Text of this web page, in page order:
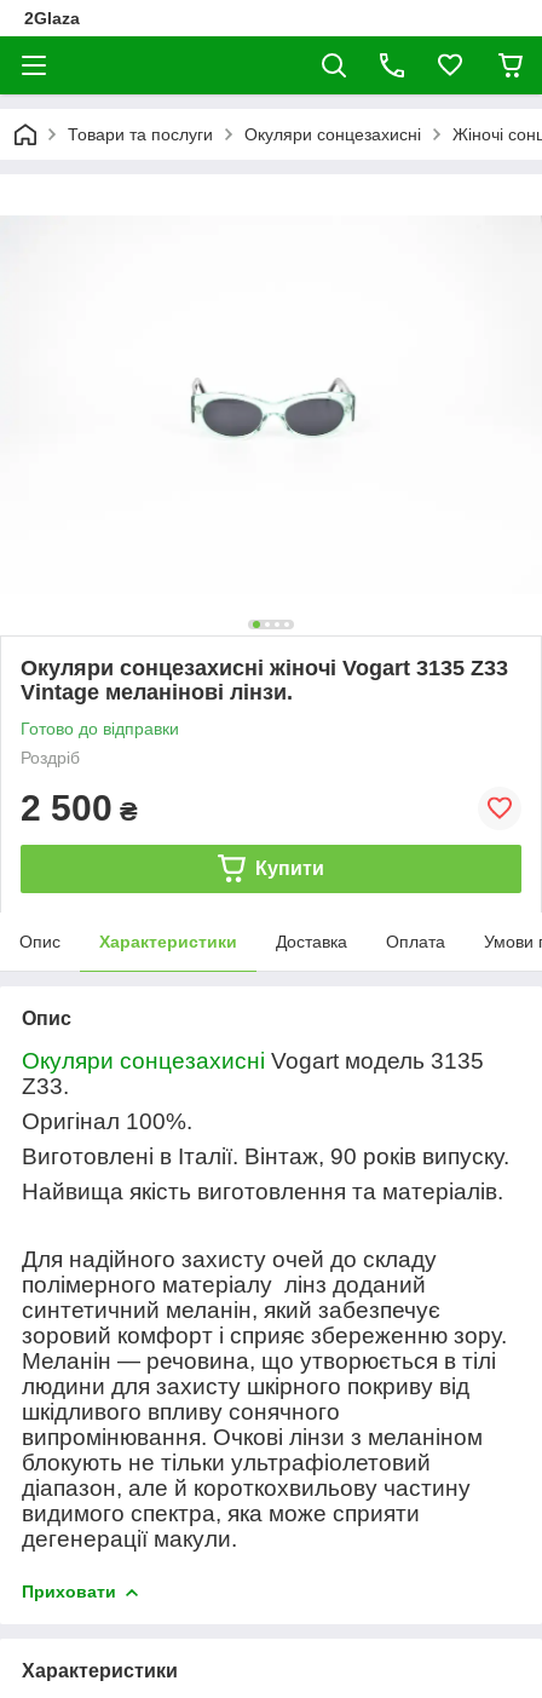
2Glaza
Товари та послуги Окуляри сонцезахисні Жіночі
Окуляри сонцезахисні жіночі Vogart 3135 Z33
Vintage меланінові лінзи.
Готово до відправки
Роздріб
2 500 ₴
Купити
Опис Характеристики Доставка Оплата Умови
Опис
Окуляри сонцезахисні Vogart модель 3135
Z33.
Оригінал 100%.
Виготовлені в Італії. Вінтаж, 90 років випуску.
Найвища якість виготовлення та матеріалів.
Для надійного захисту очей до складу
полімерного матеріалу лінз доданий
синтетичний меланін, який забезпечує
зоровий комфорт і сприяє збереженню зору.
Меланін — речовина, що утворюється в тілі
людини для захисту шкірного покриву від
шкідливого впливу сонячного
випромінювання. Очкові лінзи з меланіном
блокують не тільки ультрафіолетовий
діапазон, але й короткохвильову частину
видимого спектра, яка може сприяти
дегенерації макули.
Приховати
Характеристики